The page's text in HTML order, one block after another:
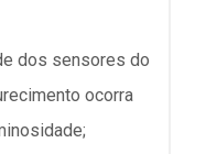
dos sensores do
ocorra